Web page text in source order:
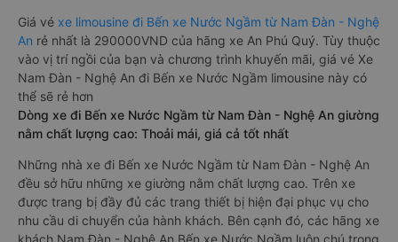
Giá vé xe limousine đi Bến xe Nước Ngầm từ Nam Đàn - Nghệ
An rẻ nhất là 290000VND của hãng xe An Phú Quý. Tùy thuộc
vào vị trí ngồi của bạn và chương trình khuyến mãi, giá vé Xe
Nam Đàn - Nghệ An đi Bến xe Nước Ngầm limousine này có
thể sẽ rẻ hơn
Dòng xe đi Bến xe Nước Ngầm từ Nam Đàn - Nghệ An giường
nằm chất lượng cao: Thoải mái, giá cả tốt nhất
Những nhà xe đi Bến xe Nước Ngầm từ Nam Đàn - Nghệ An
đều sở hữu những xe giường nằm chất lượng cao. Trên xe
được trang bị đầy đủ các trang thiết bị hiện đại phục vụ cho
nhu cầu di chuyển của hành khách. Bên cạnh đó, các hãng xe
khách Nam Đàn - Nghệ An Bến xe Nước Ngầm luôn chú trọng